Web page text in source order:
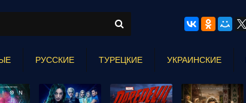
РУССКИЕ ТУРЕЦКИЕ УКРАИНСКИЕ